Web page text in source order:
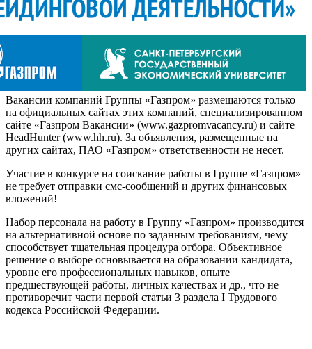
Вакансии компаний Группы «Газпром» размещаются только
на официальных сайтах этих компаний, специализированном
сайте «Газпром Вакансии» (www.gazpromvacancy.ru) и сайте
HeadHunter (www.hh.ru). За объявления, размещенные на
других сайтах, ПАО «Газпром» ответственности не несет.
Участие в конкурсе на соискание работы в Группе «Газпром»
не требует отправки смс-сообщений и других финансовых
вложений!
Набор персонала на работу в Группу «Газпром» производится
на альтернативной основе по заданным требованиям, чему
способствует тщательная процедура отбора. Объективное
решение о выборе основывается на образовании кандидата,
уровне его профессиональных навыков, опыте
предшествующей работы, личных качествах и др., что не
противоречит части первой статьи 3 раздела I Трудового
кодекса Российской Федерации.